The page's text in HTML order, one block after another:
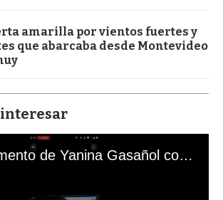
amarilla por vientos fuertes y
que abarcaba desde Montevideo
interesar
El mal momento de Yanina Gasañol con un hincha argentino en "Subrayado"